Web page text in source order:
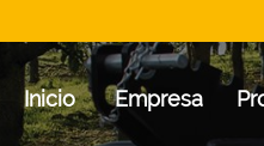
Inicio Empresa